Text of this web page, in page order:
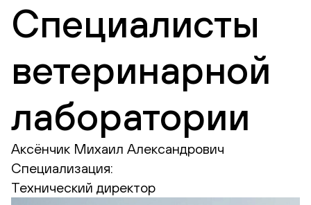
Специалисты
ветеринарной
лаборатории
Аксёнчик Михаил Александрович
Специализация:
Технический директор